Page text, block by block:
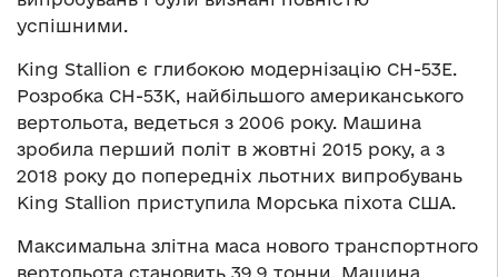
успішними.
King Stallion є глибокою модернізацію CH-53E.
Розробка CH-53K, найбільшого американського
вертольота, ведеться з 2006 року. Машина
зробила перший політ в жовтні 2015 року, а з
2018 року до попередніх льотних випробувань
King Stallion приступила Морська піхота США.
Максимальна злітна маса нового транспортного
вертольота становить 39,9 тонни. Машина